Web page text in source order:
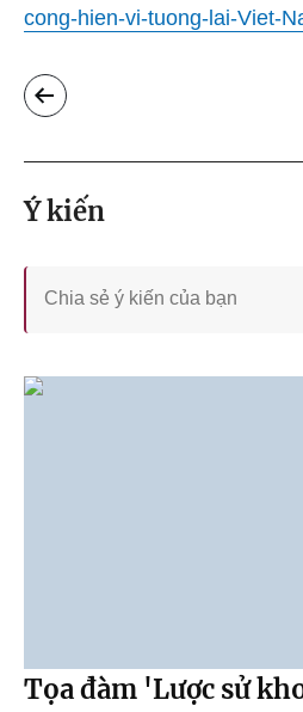
cong-hien-vi-tuong-lai-Viet-
Ý kiến
Tọa đàm 'Lược sử